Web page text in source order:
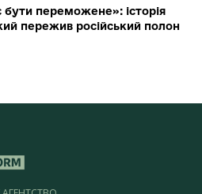
переможене»: історія
пережив російський полон